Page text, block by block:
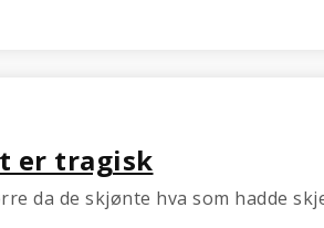
er tragisk
da de skjønte hva som hadde